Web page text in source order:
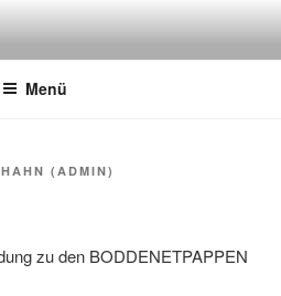
Menü
(ADMIN)
zu den BODDENETPAPPEN